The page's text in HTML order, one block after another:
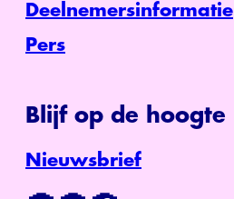
Deelnemersinformatie
Pers
Blijf op de hoogte
Nieuwsbrief